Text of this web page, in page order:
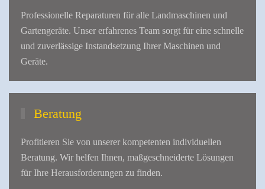
Professionelle Reparaturen für alle Landmaschinen und
Gartengeräte. Unser erfahrenes Team sorgt für eine schnelle
und zuverlässige Instandsetzung Ihrer Maschinen und
Geräte.
Beratung
Profitieren Sie von unserer kompetenten individuellen
Beratung. Wir helfen Ihnen, maßgeschneiderte Lösungen
für Ihre Herausforderungen zu finden.